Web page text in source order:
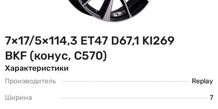
7×17/5×114,3 ET47 D67,1 KI269
BKF (конус, C570)
Характеристики
Производитель
Replay
Ширина
7